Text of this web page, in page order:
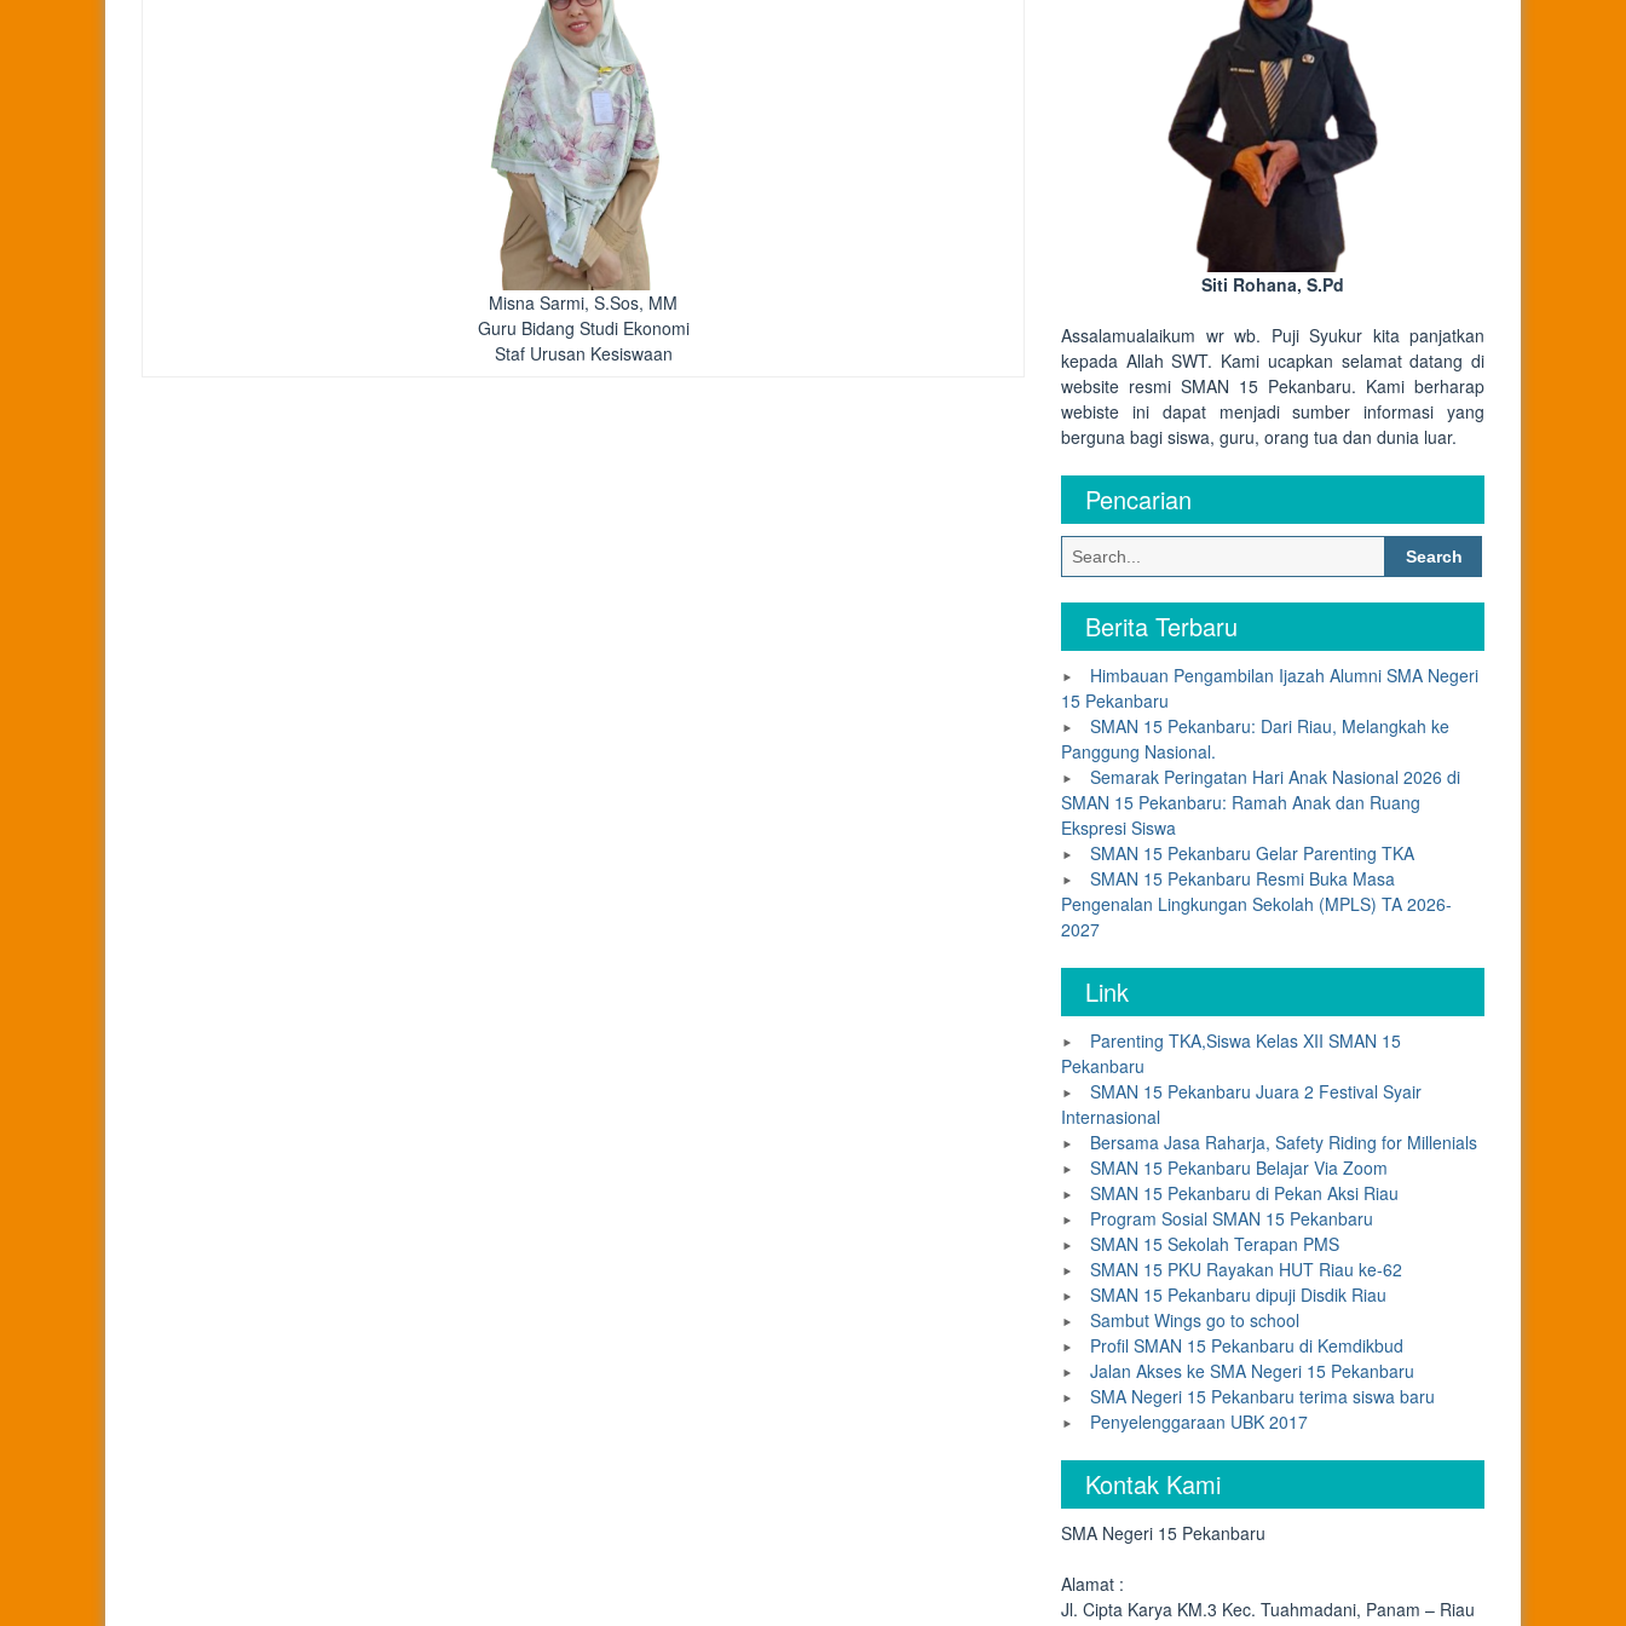
Misna Sarmi, S.Sos, MM
Guru Bidang Studi Ekonomi
Staf Urusan Kesiswaan
Siti Rohana, S.Pd
Assalamualaikum wr wb. Puji Syukur kita panjatkan
kepada Allah SWT. Kami ucapkan selamat datang di
website resmi SMAN 15 Pekanbaru. Kami berharap
webiste ini dapat menjadi sumber informasi yang
berguna bagi siswa, guru, orang tua dan dunia luar.
Pencarian
Search
for:
Berita Terbaru
Himbauan Pengambilan Ijazah Alumni SMA Negeri
15 Pekanbaru
SMAN 15 Pekanbaru: Dari Riau, Melangkah ke
Panggung Nasional.
Semarak Peringatan Hari Anak Nasional 2026 di
SMAN 15 Pekanbaru: Ramah Anak dan Ruang
Ekspresi Siswa
SMAN 15 Pekanbaru Gelar Parenting TKA
SMAN 15 Pekanbaru Resmi Buka Masa
Pengenalan Lingkungan Sekolah (MPLS) TA 2026-
2027
Link
Parenting TKA,Siswa Kelas XII SMAN 15
Pekanbaru
SMAN 15 Pekanbaru Juara 2 Festival Syair
Internasional
Bersama Jasa Raharja, Safety Riding for Millenials
SMAN 15 Pekanbaru Belajar Via Zoom
SMAN 15 Pekanbaru di Pekan Aksi Riau
Program Sosial SMAN 15 Pekanbaru
SMAN 15 Sekolah Terapan PMS
SMAN 15 PKU Rayakan HUT Riau ke-62
SMAN 15 Pekanbaru dipuji Disdik Riau
Sambut Wings go to school
Profil SMAN 15 Pekanbaru di Kemdikbud
Jalan Akses ke SMA Negeri 15 Pekanbaru
SMA Negeri 15 Pekanbaru terima siswa baru
Penyelenggaraan UBK 2017
Kontak Kami
SMA Negeri 15 Pekanbaru
Alamat :
Jl. Cipta Karya KM.3 Kec. Tuahmadani, Panam – Riau